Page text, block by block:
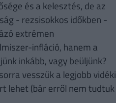
és a kelesztés, de az
- rezsisokkos időkben -
extrémen
infláció, hanem a
inkább, vagy beüljünk?
vesszük a legjobb vidéki
lehet (bár erről nem tudtuk